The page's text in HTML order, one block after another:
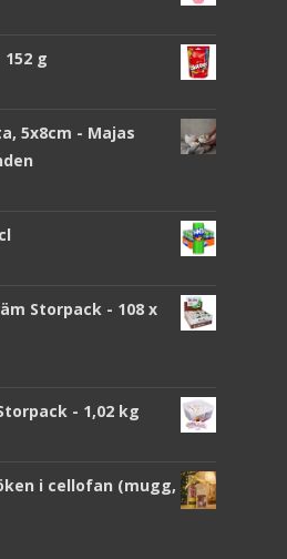
g
5x8cm - Majas
Storpack - 108 x
- 1,02 kg
i cellofan (mugg,